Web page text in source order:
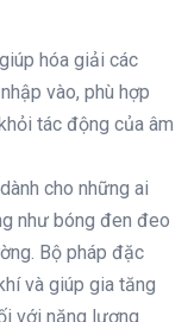
hóa giải các
vào, phù hợp
tác động của âm
cho những ai
như bóng đen đeo
Bộ pháp đặc
và giúp gia tăng
với năng lượng